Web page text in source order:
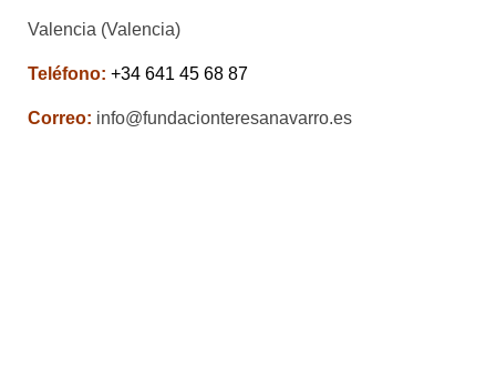
Valencia (Valencia)
Teléfono: +34 641 45 68 87
Correo: info@fundacionteresanavarro.es